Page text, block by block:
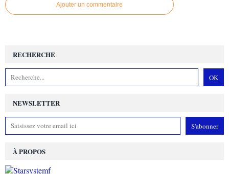
Ajouter un commentaire
NEWSLETTER
RECHERCHE
À PROPOS